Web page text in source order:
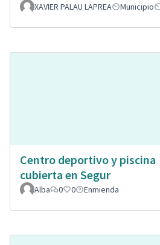
XAVIER PALAU LAPREA Municipio
Centro deportivo y piscina
cubierta en Segur
Alba
0 0 Enmienda